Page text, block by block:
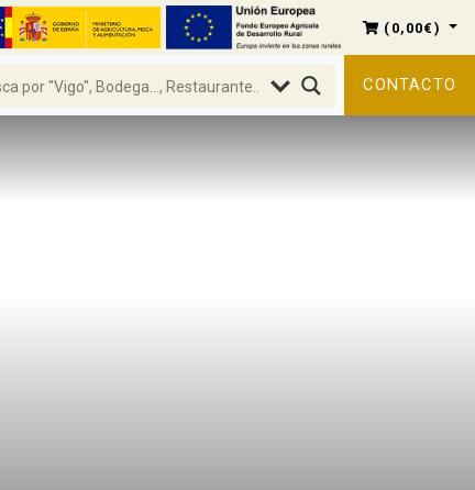
( 0,00€ )
CONTACTO